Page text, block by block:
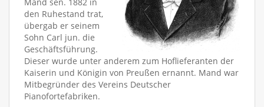
den Ruhestand trat,
übergab er seinem
Sohn Carl jun. die
Geschäftsführung.
Dieser wurde unter anderem zum Hoflieferanten der
Kaiserin und Königin von Preußen ernannt. Mand war
Mitbegründer des Vereins Deutscher
Pianofortefabriken.